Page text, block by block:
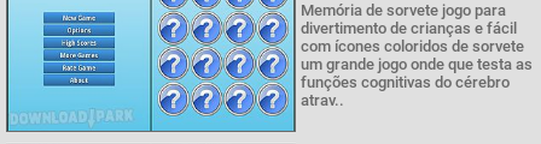
Memória de sorvete jogo para
divertimento de crianças e fácil
com ícones coloridos de sorvete
um grande jogo onde que testa as
funções cognitivas do cérebro
atrav..